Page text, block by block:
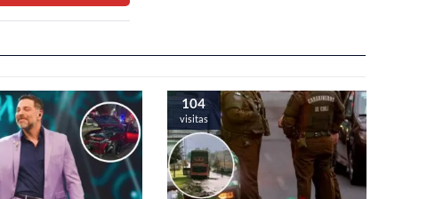
104
visitas